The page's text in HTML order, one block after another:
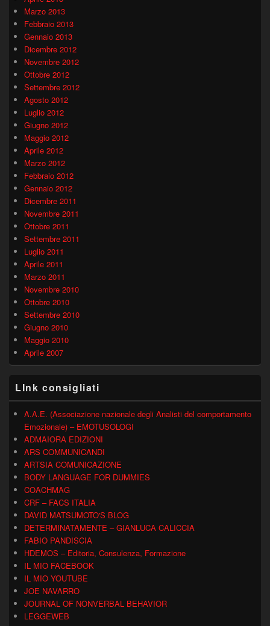
Marzo 2013
Febbraio 2013
Gennaio 2013
Dicembre 2012
Novembre 2012
Ottobre 2012
Settembre 2012
Agosto 2012
Luglio 2012
Giugno 2012
Maggio 2012
Aprile 2012
Marzo 2012
Febbraio 2012
Gennaio 2012
Dicembre 2011
Novembre 2011
Ottobre 2011
Settembre 2011
Luglio 2011
Aprile 2011
Marzo 2011
Novembre 2010
Ottobre 2010
Settembre 2010
Giugno 2010
Maggio 2010
Aprile 2007
LInk consigliati
A.A.E. (Associazione nazionale degli Analisti del comportamento
Emozionale) – EMOTUSOLOGI
ADMAIORA EDIZIONI
ARS COMMUNICANDI
ARTSIA COMUNICAZIONE
BODY LANGUAGE FOR DUMMIES
COACHMAG
CRF – FACS ITALIA
DAVID MATSUMOTO'S BLOG
DETERMINATAMENTE – GIANLUCA CALICCIA
FABIO PANDISCIA
HDEMOS – Editoria, Consulenza, Formazione
IL MIO FACEBOOK
IL MIO YOUTUBE
JOE NAVARRO
JOURNAL OF NONVERBAL BEHAVIOR
LEGGEWEB